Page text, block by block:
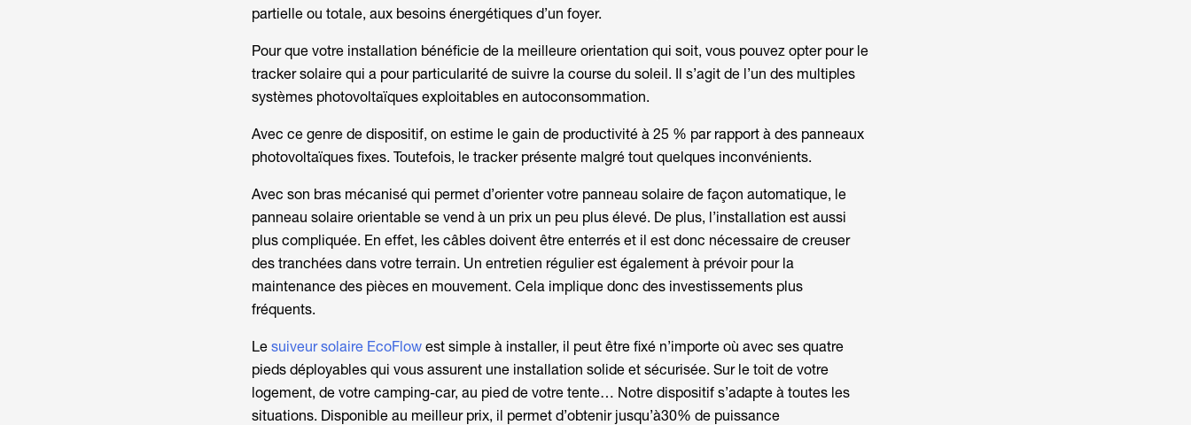
partielle ou totale, aux besoins énergétiques d’un foyer.
Pour que votre installation bénéficie de la meilleure orientation qui soit, vous pouvez opter pour le
tracker solaire qui a pour particularité de suivre la course du soleil. Il s’agit de l’un des multiples
systèmes photovoltaïques exploitables en autoconsommation.
Avec ce genre de dispositif, on estime le gain de productivité à 25 % par rapport à des panneaux
photovoltaïques fixes. Toutefois, le tracker présente malgré tout quelques inconvénients.
Avec son bras mécanisé qui permet d’orienter votre panneau solaire de façon automatique, le
panneau solaire orientable se vend à un prix un peu plus élevé. De plus, l’installation est aussi
plus compliquée. En effet, les câbles doivent être enterrés et il est donc nécessaire de creuser
des tranchées dans votre terrain. Un entretien régulier est également à prévoir pour la
maintenance des pièces en mouvement. Cela implique donc des investissements plus
fréquents.
Le suiveur solaire EcoFlowest simple à installer, il peut être fixé n’importe où avec ses quatre
pieds déployables qui vous assurent une installation solide et sécurisée. Sur le toit de votre
logement, de votre camping-car, au pied de votre tente… Notre dispositif s’adapte à toutes les
situations. Disponible au meilleur prix, il permet d’obtenir jusqu’à30% de puissance